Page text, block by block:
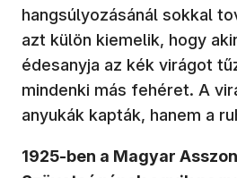
hangsúlyozásánál sokkal
azt külön kiemelik, hogy
édesanyja az kék virágot
mindenki más fehéret. A
anyukák kapták, hanem a
1925-ben a Magyar